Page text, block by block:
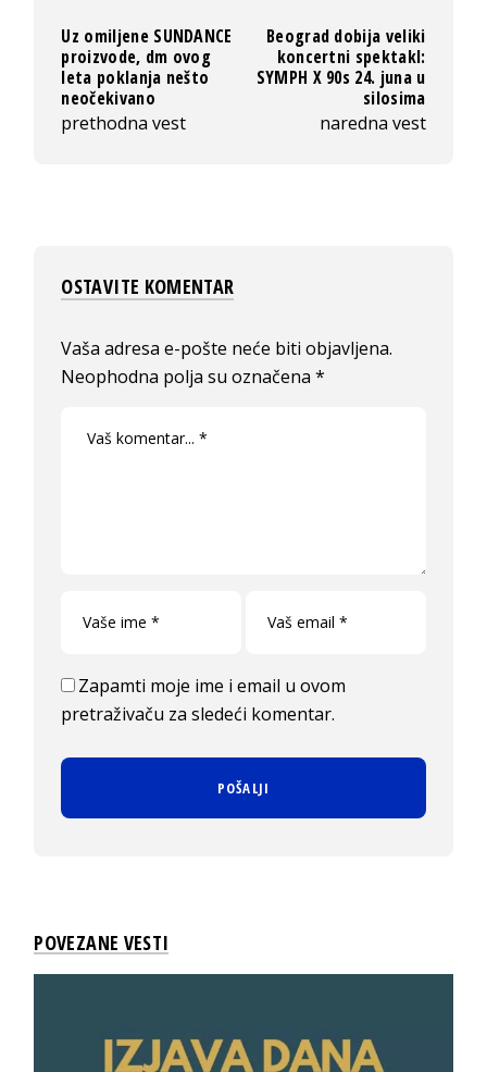
Uz omiljene SUNDANCE
proizvode, dm ovog
leta poklanja nešto
neočekivano
prethodna vest
Beograd dobija veliki
koncertni spektakl:
SYMPH X 90s 24. juna u
silosima
naredna vest
OSTAVITE KOMENTAR
Vaša adresa e-pošte neće biti objavljena.
Neophodna polja su označena*
Zapamti moje ime i email u ovom
pretraživaču za sledeći komentar.
POVEZANE VESTI